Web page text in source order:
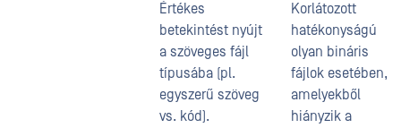
Értékes
betekintést nyújt
a szöveges fájl
típusába (pl.
egyszerű szöveg
vs. kód).
Korlátozott
hatékonyságú
olyan bináris
fájlok esetében,
amelyekből
hiányzik a